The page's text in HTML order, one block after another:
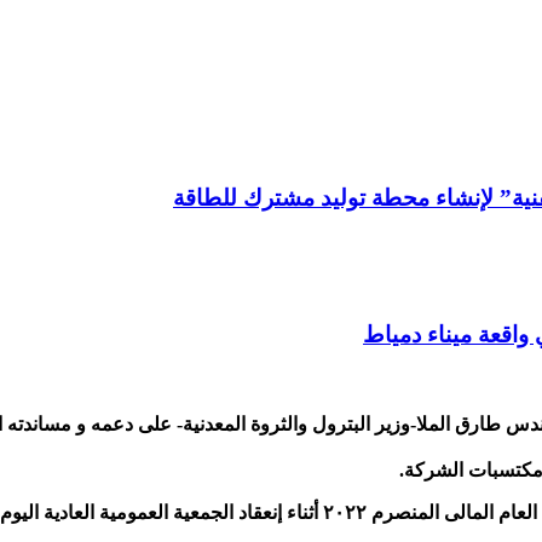
ميناء دمياط
طارق الملا-وزير البترول والثروة المعدنية- على دعمه و
الشركة.
العمومية العادية اليوم .